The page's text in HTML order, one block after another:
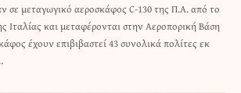
σε μεταγωγικό αεροσκάφος C-130 της Π.Α. από το
Ιταλίας και μεταφέρονται στην Αεροπορική Βάση
έχουν επιβιβαστεί 43 συνολικά πολίτες εκ